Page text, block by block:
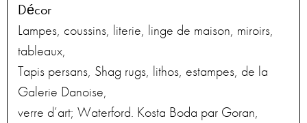
Décor
Lampes, coussins, literie, linge de maison, miroirs,
tableaux,
Tapis persans, Shag rugs, lithos, estampes, de la
Galerie Danoise,
verre d’art; Waterford. Kosta Boda par Goran,